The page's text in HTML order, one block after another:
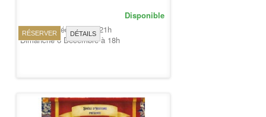
RÉSERVER DÉTAILS
Disponible
Samedi 5 Décembre à 21h
Dimanche 6 Décembre à 18h